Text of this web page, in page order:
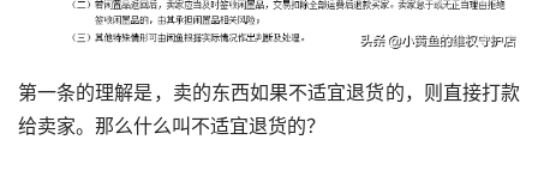
第一条的理解是，卖的东西如果不适宜退货的，则直接打款
给卖家。那么什么叫不适宜退货的？